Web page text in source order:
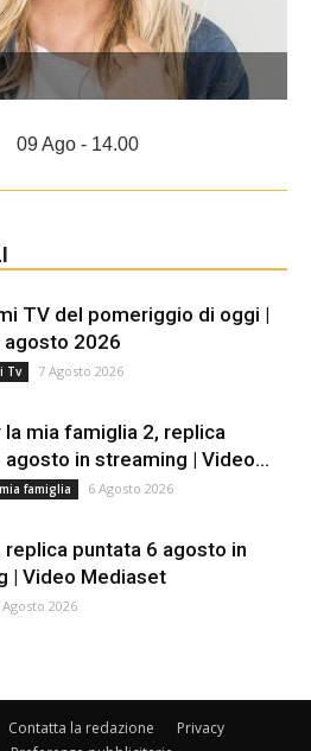
09 Ago - 14.00
TV del pomeriggio di oggi |
agosto 2026
Tv 7 Agosto 2026
mia famiglia 2, replica
agosto in streaming | Video...
famiglia 6 Agosto 2026
replica puntata 6 agosto in
| Video Mediaset
Agosto 2026
Contatta la redazione
Privacy